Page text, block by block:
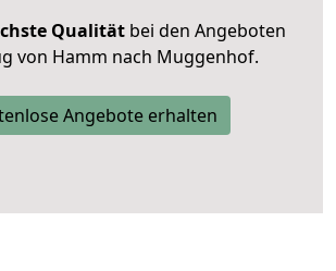
Qualität bei den Angeboten
von Hamm nach Muggenhof.
Angebote erhalten